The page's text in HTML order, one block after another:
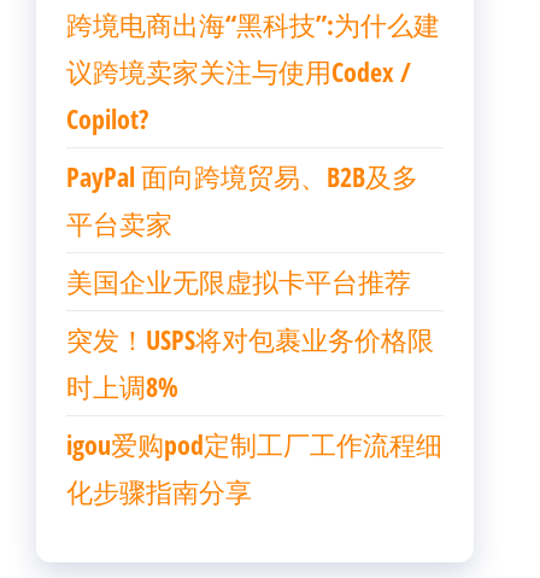
跨境电商出海“黑科技”:为什么建
议跨境卖家关注与使用Codex /
Copilot?
PayPal 面向跨境贸易、B2B及多
平台卖家
美国企业无限虚拟卡平台推荐
突发！USPS将对包裹业务价格限
时上调8%
igou爱购pod定制工厂工作流程细
化步骤指南分享